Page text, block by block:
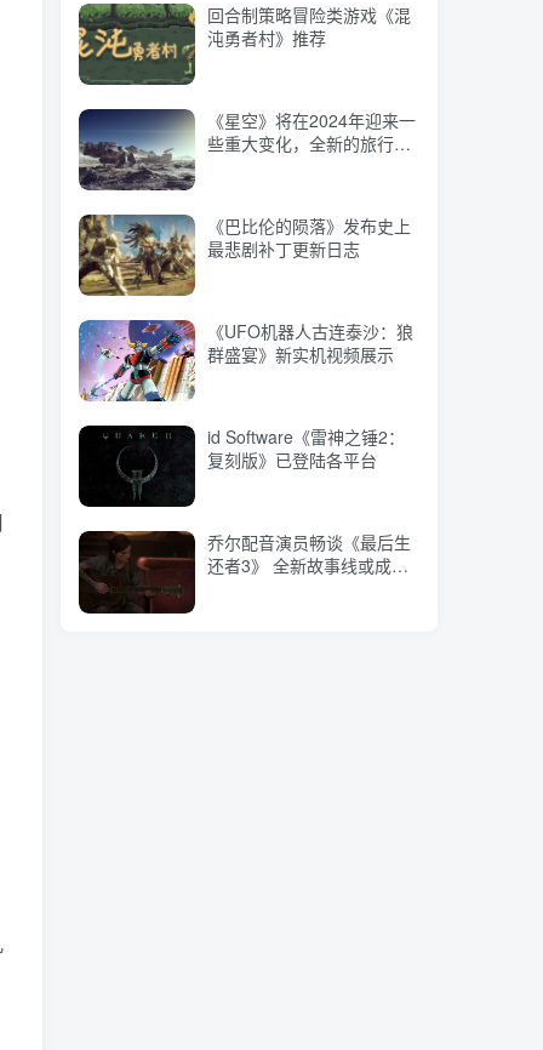
《巴比伦的陨落》发布史上
《UFO机器人古连泰沙：狼
id Software《雷神之锤2：
乔尔配音演员畅谈《最后生
回合制策略冒险类游戏《混
沌勇者村》推荐
《星空》将在2024年迎来一
些重大变化，全新的旅行方
《巴比伦的陨落》发布史上
最悲剧补丁更新日志
《UFO机器人古连泰沙：狼
群盛宴》新实机视频展示
id Software《雷神之锤2：
复刻版》已登陆各平台
乔尔配音演员畅谈《最后生
还者3》 全新故事线或成重